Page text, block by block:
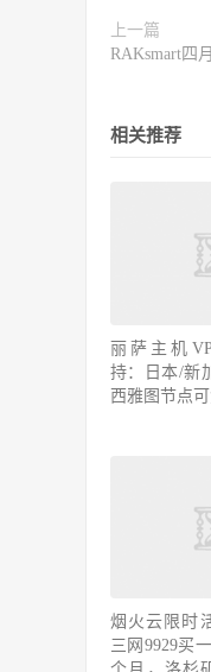
上一篇
RAKsmart四
相关推荐
丽萨主机
持：日本/新
西雅图节点
烟火云限时
三网9929买